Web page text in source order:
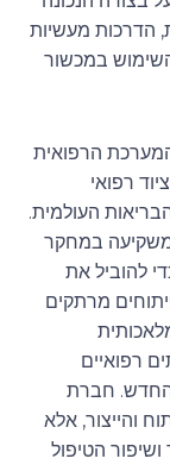
הדרכות מעשיות
במכשור
הרפואית
רפואי
העולמית.
במחקר
להוביל את
מרתקים
רפואיים
החדש. חברת
והייצור, אלא
הטיפול